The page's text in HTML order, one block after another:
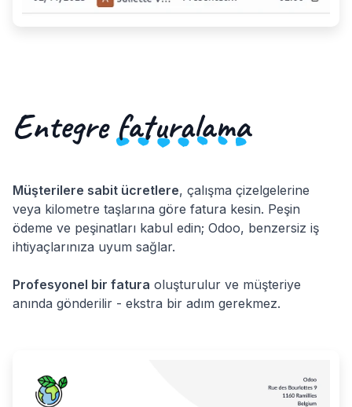
Entegrefaturalama
Müşterilere sabit ücretlere, çalışma çizelgelerine
veya kilometre taşlarına göre fatura kesin. Peşin
ödeme ve peşinatları kabul edin; Odoo, benzersiz iş
ihtiyaçlarınıza uyum sağlar.
Profesyonel bir fatura oluşturulur ve müşteriye
anında gönderilir - ekstra bir adım gerekmez.